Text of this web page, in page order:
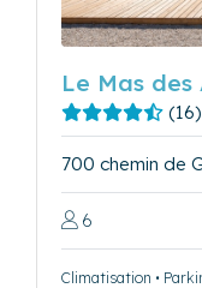
Le Mas des
(16)
700 chemin de
6
Climatisation •